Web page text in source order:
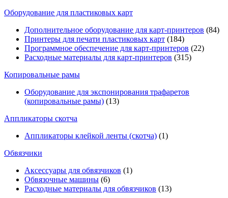
Оборудование для пластиковых карт
Дополнительное оборудование для карт-принтеров (84)
Принтеры для печати пластиковых карт (184)
Программное обеспечение для карт-принтеров (22)
Расходные материалы для карт-принтеров (315)
Копировальные рамы
Оборудование для экспонирования трафаретов
(копировальные рамы) (13)
Аппликаторы скотча
Аппликаторы клейкой ленты (скотча) (1)
Обвязчики
Аксессуары для обвязчиков (1)
Обвязочные машины (6)
Расходные материалы для обвязчиков (13)